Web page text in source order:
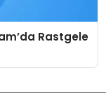
Rastgele